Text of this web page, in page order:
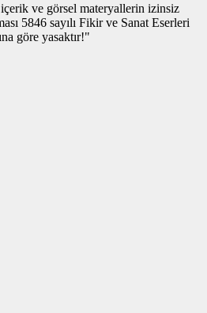
ve görsel materyallerin izinsiz
5846 sayılı Fikir ve Sanat Eserleri
göre yasaktır!"